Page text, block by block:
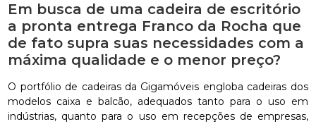
Em busca de uma cadeira de escritório
a pronta entrega Franco da Rocha que
de fato supra suas necessidades com a
máxima qualidade e o menor preço?
O portfólio de cadeiras da Gigamóveis engloba cadeiras dos
modelos caixa e balcão, adequados tanto para o uso em
indústrias, quanto para o uso em recepções de empresas,